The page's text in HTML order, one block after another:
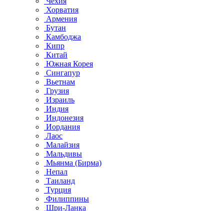
Хорватия
Армения
Бутан
Камбоджа
Кипр
Китай
Южная Корея
Сингапур
Вьетнам
Грузия
Израиль
Индия
Индонезия
Иордания
Лаос
Малайзия
Мальдивы
Мьянма (Бирма)
Непал
Таиланд
Турция
Филиппины
Шри-Ланка